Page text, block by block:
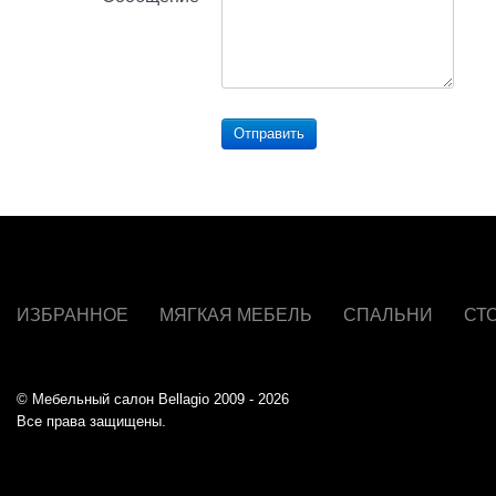
Отправить
ИЗБРАННОЕ МЯГКАЯ МЕБЕЛЬ СПАЛЬНИ
© Мебельный салон Bellagio 2009 - 2026
Все права защищены.